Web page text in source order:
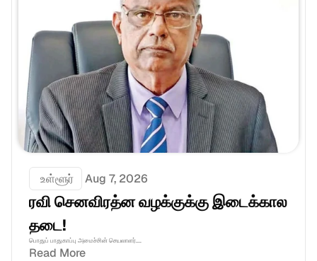
உள்ளூர் Aug 7, 2026
ரவி செனவிரத்ன வழக்குக்கு இடைக்கால
தடை!
பொதுப் பாதுகாப்பு அமைச்சின் செயலாளர்....
Read More